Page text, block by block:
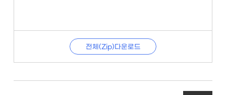
전체(Zip)다운로드